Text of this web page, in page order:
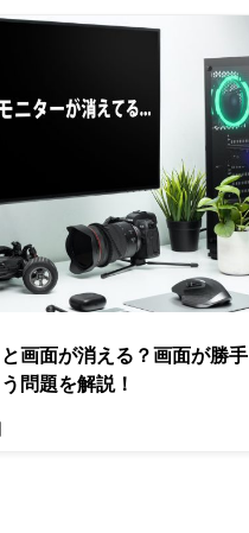
画面が消える？画面が勝手
問題を解説！